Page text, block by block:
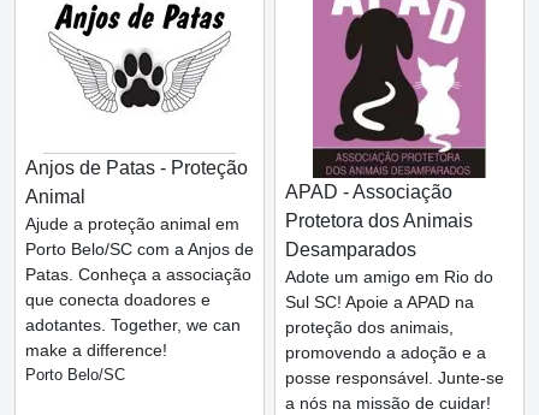
Anjos de Patas - Proteção
Animal
Ajude a proteção animal em
Porto Belo/SC com a Anjos de
Patas. Conheça a associação
que conecta doadores e
adotantes. Together, we can
make a difference!
Porto Belo/SC
APAD - Associação
Protetora dos Animais
Desamparados
Adote um amigo em Rio do
Sul SC! Apoie a APAD na
proteção dos animais,
promovendo a adoção e a
posse responsável. Junte-se
a nós na missão de cuidar!